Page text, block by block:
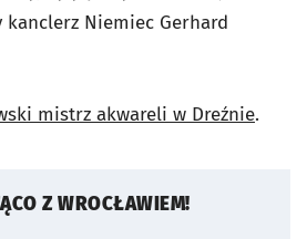
kanclerz Niemiec Gerhard
mistrz akwareli w Dreźnie.
Z WROCŁAWIEM!